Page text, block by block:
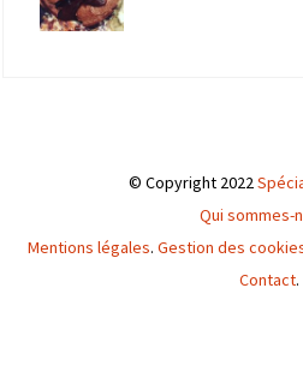
© Copyright 2022
Qui sommes-
Mentions légales. Gestion des
Contact.